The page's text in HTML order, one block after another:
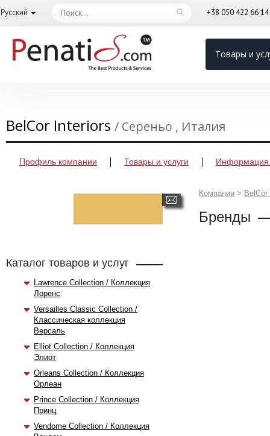
Русский +38 050 422 66 14
Товары и
BelCor Interiors / Сереньо , Италия
Профиль компании Товары и услуги Информация
Каталог товаров и услуг
Lawrence Collection / Коллекция
Лоренс
Versailles Classic Collection /
Классическая коллекция
Версаль
Elliot Collection / Коллекция
Элиот
Orleans Collection / Коллекция
Орлеан
Prince Collection / Коллекция
Принц
Vendome Collection / Коллекция
Компании >
Бренды